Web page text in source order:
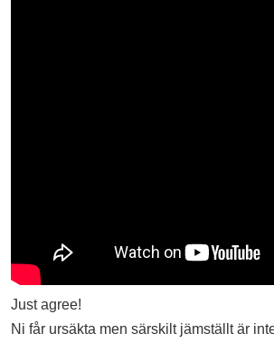
Just agree!
Ni får ursäkta men särskilt jämställt är